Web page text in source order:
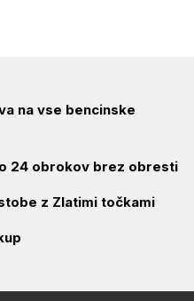
na vse bencinske
24 obrokov brez obresti
z Zlatimi točkami